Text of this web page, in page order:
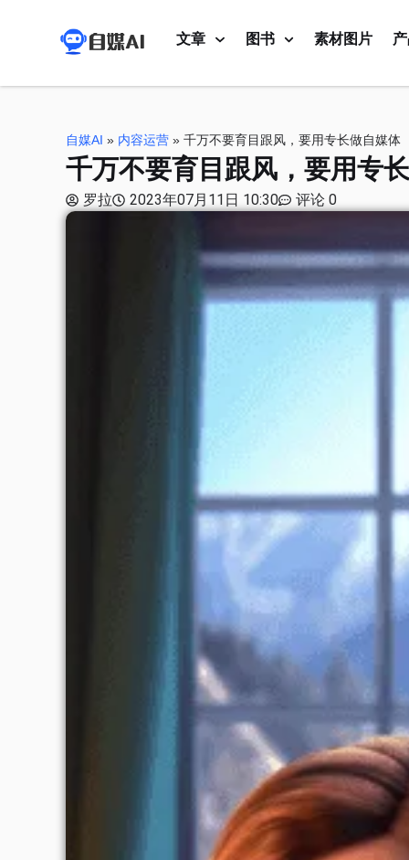
文章 图书 素材图片
自媒AI » 内容运营 » 千万不要育目跟风，要用专长做自媒体
千万不要育目跟风，要用专
罗拉 2023年07月11日 10:30 评论 0